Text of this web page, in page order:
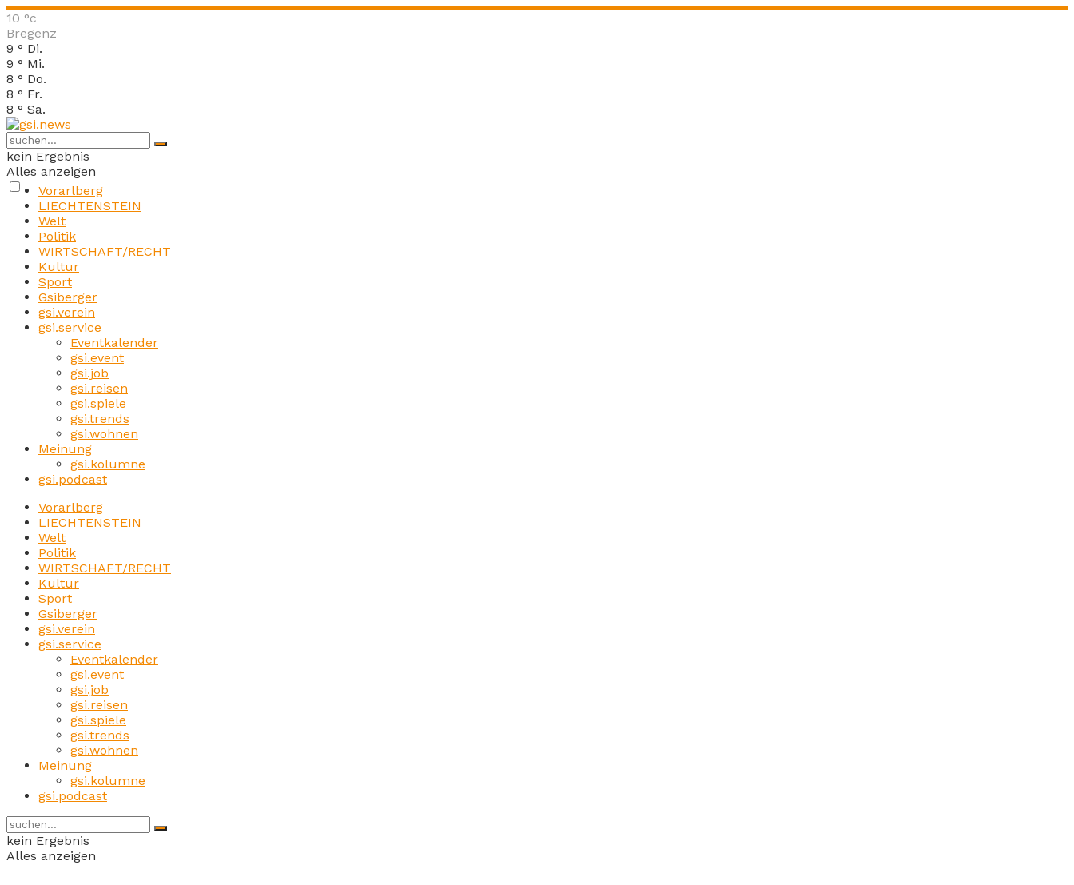
10 °c
Bregenz
9 ° Di.
9 ° Mi.
8 ° Do.
8 ° Fr.
8 ° Sa.
kein Ergebnis
Alles anzeigen
Vorarlberg
LIECHTENSTEIN
Welt
Politik
WIRTSCHAFT/RECHT
Kultur
Sport
Gsiberger
gsi.verein
gsi.service
Eventkalender
gsi.event
gsi.job
gsi.reisen
gsi.spiele
gsi.trends
gsi.wohnen
Meinung
gsi.kolumne
gsi.podcast
Vorarlberg
LIECHTENSTEIN
Welt
Politik
WIRTSCHAFT/RECHT
Kultur
Sport
Gsiberger
gsi.verein
gsi.service
Eventkalender
gsi.event
gsi.job
gsi.reisen
gsi.spiele
gsi.trends
gsi.wohnen
Meinung
gsi.kolumne
gsi.podcast
kein Ergebnis
Alles anzeigen